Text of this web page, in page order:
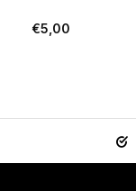
€5,00